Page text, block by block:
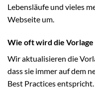
Lebensläufe und vieles
Webseite um.
Wie oft wird die
Wir aktualisieren die
dass sie immer auf dem
Best Practices entspricht.